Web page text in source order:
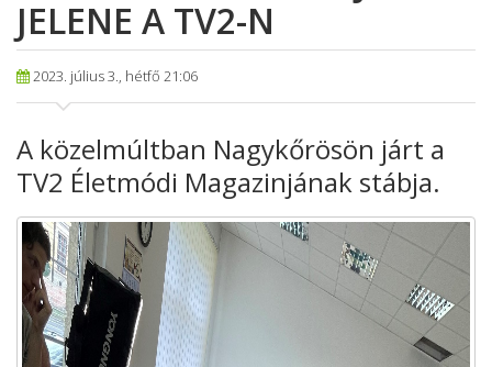
JELENE A TV2-N
2023. július 3., hétfő 21:06
A közelmúltban Nagykőrösön járt a
TV2 Életmódi Magazinjának stábja.